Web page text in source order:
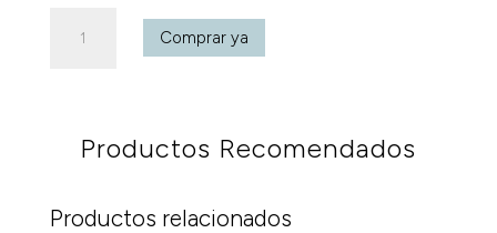
wool
Comprar ya
Productos Recomendados
Productos relacionados